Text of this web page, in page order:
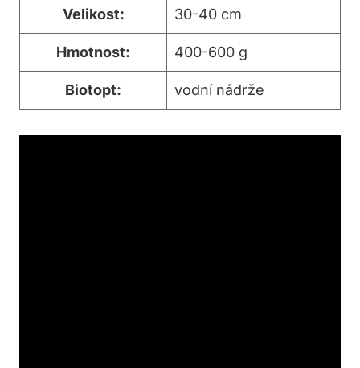
Velikost: 30-40 cm
Hmotnost: 400-600 g
Biotopt: vodní nádrže